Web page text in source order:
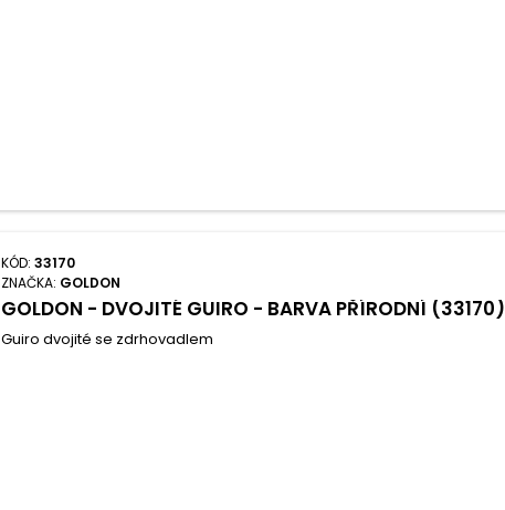
KÓD:33170
ZNAČKA: GOLDON
GOLDON - DVOJITÉ GUIRO - BARVA PŘÍRODNÍ (33170)
Guiro dvojité se zdrhovadlem